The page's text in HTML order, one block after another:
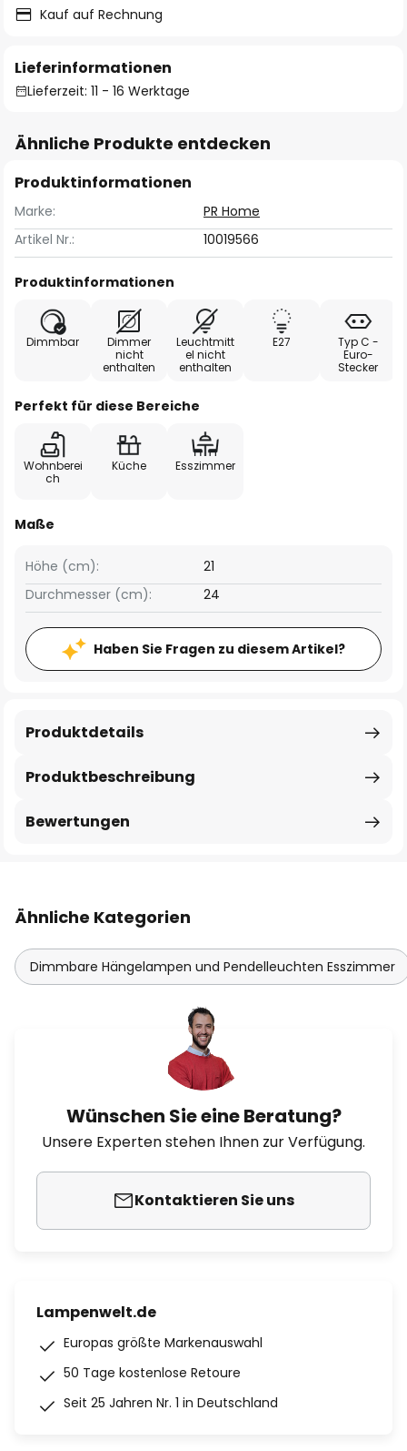
Kauf auf Rechnung
Lieferinformationen
Lieferzeit: 11 - 16 Werktage
Ähnliche Produkte entdecken
Produktinformationen
Marke:
PR Home
Artikel Nr.:
10019566
Produktinformationen
Dimmbar
Dimmer
nicht
enthalten
Leuchtmitt
el nicht
enthalten
E27
Typ C -
Euro-
Stecker
Perfekt für diese Bereiche
Wohnberei
ch
Küche Esszimmer
Maße
Höhe (cm):
21
Durchmesser (cm):
24
Haben Sie Fragen zu diesem Artikel?
Produktbeschreibung
Produktdetails
Bewertungen
Ähnliche Kategorien
Dimmbare Hängelampen und Pendelleuchten Esszimmer
Wünschen Sie eine Beratung?
Unsere Experten stehen Ihnen zur Verfügung.
Kontaktieren Sie uns
Lampenwelt.de
Europas größte Markenauswahl
50 Tage kostenlose Retoure
Seit 25 Jahren Nr. 1 in Deutschland